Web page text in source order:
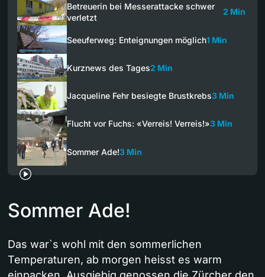
Betreuerin bei Messerattacke schwer
verletzt
2 Min
Seeuferweg: Enteignungen möglich1 Min
Kurznews des Tages2 Min
Jacqueline Fehr besiegte Brustkrebs3 Min
Flucht vor Fuchs: «Verreis! Verreis!»3 Min
Sommer Ade!3 Min
Sommer Ade!
Das war`s wohl mit den sommerlichen
Temperaturen, ab morgen heisst es warm